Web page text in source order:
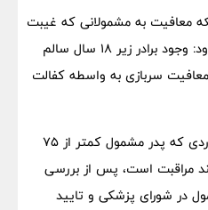
معافیت به مشمولانی که غیبت
سربازی دارند تعلق نمی‌گیرد، افزود: وجود برادر زیر ۱۸ سال سالم
سربازی به واسطه کفالت
سردار مهری اظهار داشت: در مواردی که پدر مشمول کمتر از ۷۵
مراقبت است، پس از بررسی
در شورای پزشکی و تایید